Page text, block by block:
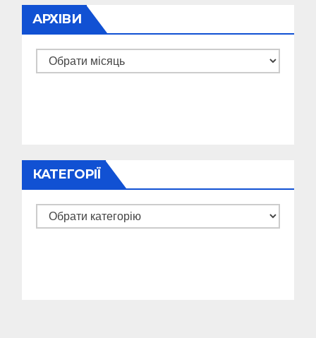
АРХІВИ
Архіви
КАТЕГОРІЇ
Категорії